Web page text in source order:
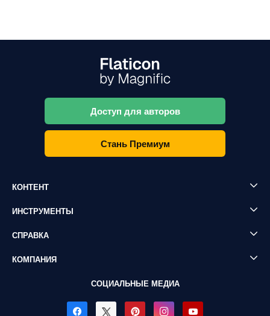
Доступ для авторов
Стань Премиум
КОНТЕНТ
ИНСТРУМЕНТЫ
СПРАВКА
КОМПАНИЯ
СОЦИАЛЬНЫЕ МЕДИА